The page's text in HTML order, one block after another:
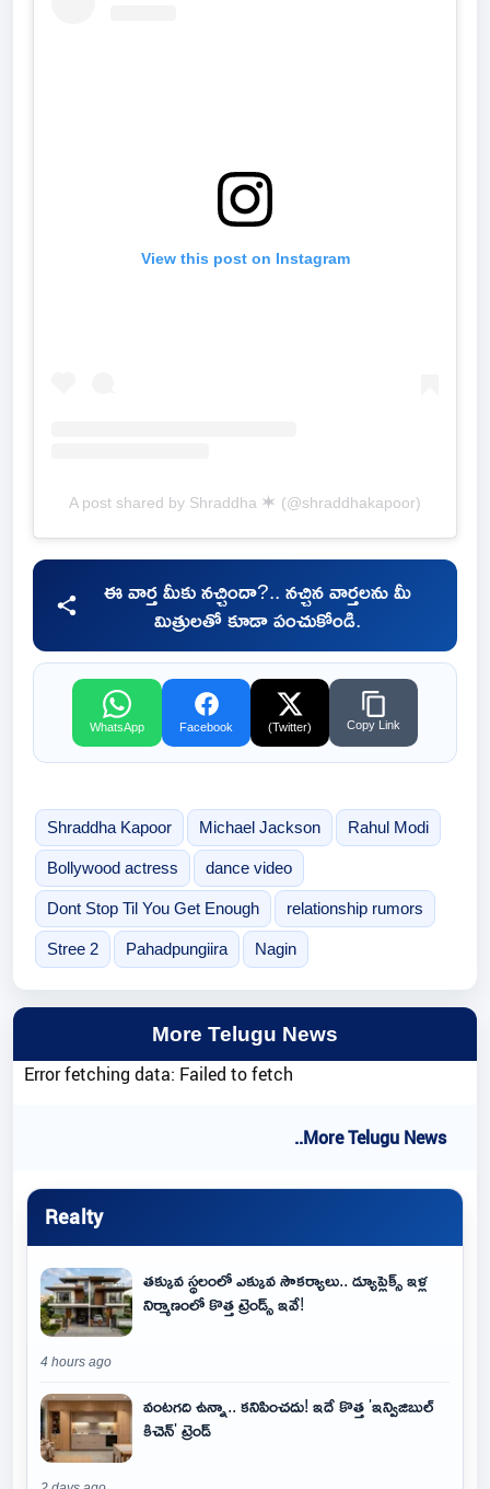
View this post on Instagram
A post shared by Shraddha ✶ (@shraddhakapoor)
ఈ వార్త మీకు నచ్చిందా?.. నచ్చిన వార్తలను మీ
మిత్రులతో కూడా పంచుకోండి.
WhatsApp Facebook (Twitter) Copy Link
Shraddha Kapoor Michael Jackson Rahul Modi
Bollywood actress dance video
Dont Stop Til You Get Enough relationship rumors
Stree 2 Pahadpungiira Nagin
More Telugu News
Error fetching data: Failed to fetch
..More Telugu News
Realty
తక్కువ స్థలంలో ఎక్కువ సౌకర్యాలు.. డ్యూప్లెక్స్ ఇళ్ల
నిర్మాణంలో కొత్త ట్రెండ్స్ ఇవే!
4 hours ago
వంటగది ఉన్నా.. కనిపించదు! ఇదే కొత్త 'ఇన్విజిబుల్
కిచెన్' ట్రెండ్